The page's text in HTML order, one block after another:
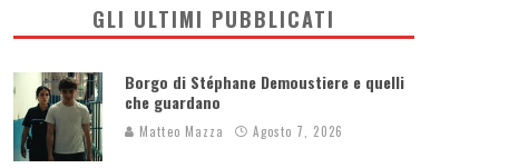
GLI ULTIMI PUBBLICATI
Borgo di Stéphane Demoustiere e quelli
che guardano
Matteo Mazza Agosto 7, 2026